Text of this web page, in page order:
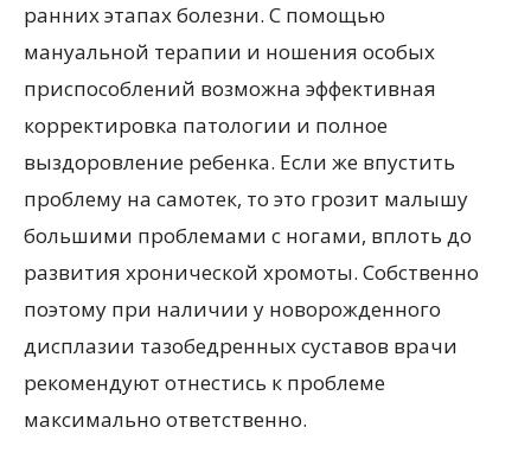
ранних этапах болезни. С помощью
мануальной терапии и ношения особых
приспособлений возможна эффективная
корректировка патологии и полное
выздоровление ребенка. Если же впустить
проблему на самотек, то это грозит малышу
большими проблемами с ногами, вплоть до
развития хронической хромоты. Собственно
поэтому при наличии у новорожденного
дисплазии тазобедренных суставов врачи
рекомендуют отнестись к проблеме
максимально ответственно.